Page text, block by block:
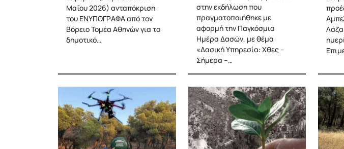
Μαΐου 2026) ανταπόκριση
του ΕΝΥΠΟΓΡΑΦΑ από τον
Βόρειο Τομέα Αθηνών για το
δημοτικό…
στην εκδήλωση που
πραγματοποιήθηκε με
αφορμή την Παγκόσμια
Ημέρα Δασών, με θέμα
«Δασική Υπηρεσία: Χθες –
Σήμερα –…